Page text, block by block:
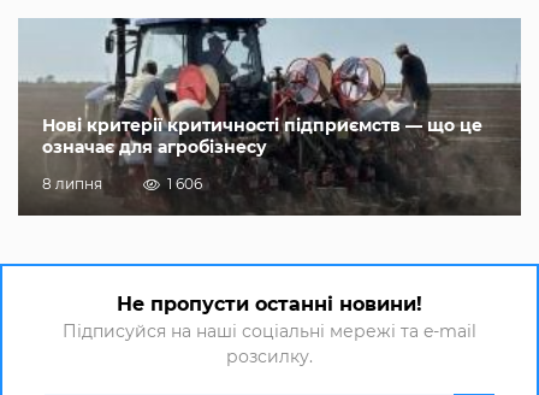
Нові критерії критичності підприємств — що це
означає для агробізнесу
8 липня 1 606
Не пропусти останні новини!
Підписуйся на наші соціальні мережі та e-mail
розсилку.